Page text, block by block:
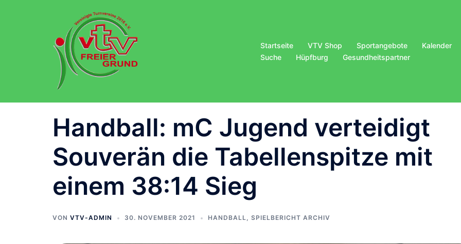
Startseite VTV Shop Sportangebote
Kalender
Suche
Hüpfburg Gesundheitspartner
Handball: mC Jugend verteidigt
Souverän die Tabellenspitze mit
einem 38:14 Sieg
VON VTV-ADMIN 30. NOVEMBER 2021 HANDBALL, SPIELBERICHT ARCHIV